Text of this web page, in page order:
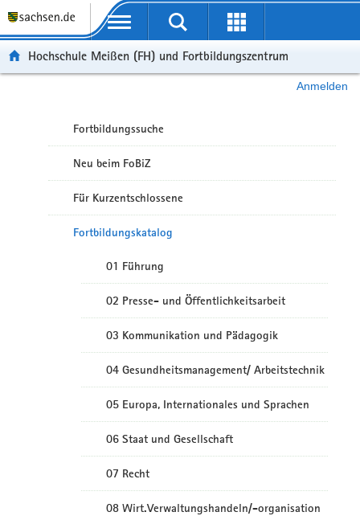
Portalübergreifende Navigation
Hochschule Meißen (FH) und Fortbildungszentrum
Anmelden
Fortbildungssuche
Neu beim FoBiZ
Für Kurzentschlossene
Fortbildungskatalog
01 Führung
02 Presse- und Öffentlichkeitsarbeit
03 Kommunikation und Pädagogik
04 Gesundheitsmanagement/ Arbeitstechnik
05 Europa, Internationales und Sprachen
06 Staat und Gesellschaft
07 Recht
08 Wirt.Verwaltungshandeln/-organisation